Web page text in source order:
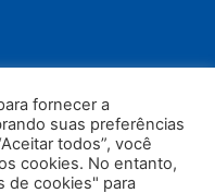
fornecer a
suas preferências
todos”, você
cookies. No entanto,
de cookies" para